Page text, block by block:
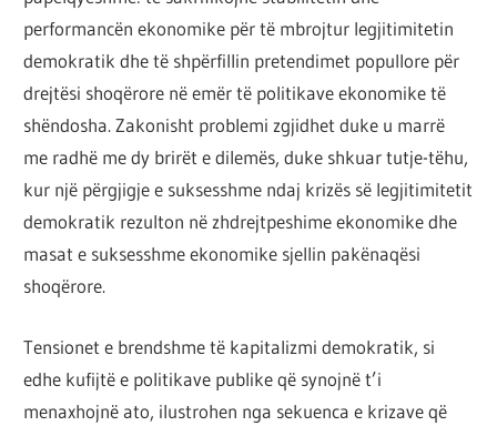
performancën ekonomike për të mbrojtur legjitimitetin
demokratik dhe të shpërfillin pretendimet popullore për
drejtësi shoqërore në emër të politikave ekonomike të
shëndosha. Zakonisht problemi zgjidhet duke u marrë
me radhë me dy brirët e dilemës, duke shkuar tutje-tëhu,
kur një përgjigje e suksesshme ndaj krizës së legjitimitetit
demokratik rezulton në zhdrejtpeshime ekonomike dhe
masat e suksesshme ekonomike sjellin pakënaqësi
shoqërore.
Tensionet e brendshme të kapitalizmi demokratik, si
edhe kufijtë e politikave publike që synojnë t’i
menaxhojnë ato, ilustrohen nga sekuenca e krizave që